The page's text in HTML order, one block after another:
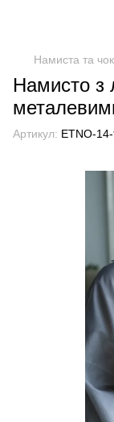
Намиста та
Намисто з
Артикул: ETNO-